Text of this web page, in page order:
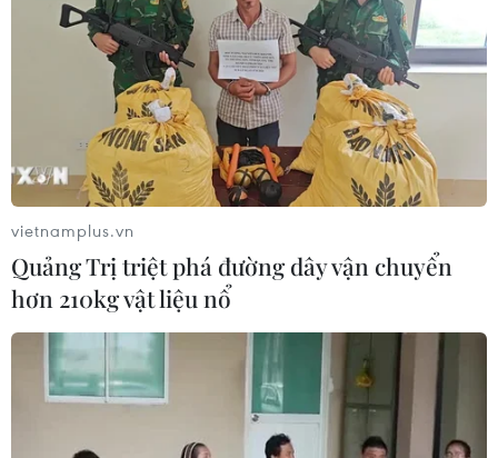
vietnamplus.vn
Quảng Trị triệt phá đường dây vận chuyển
hơn 210kg vật liệu nổ